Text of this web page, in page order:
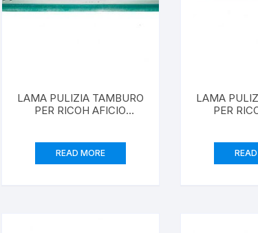
LAMA PULIZIA TAMBURO
PER RICOH AFICIO
READ MORE
LAMA
PER